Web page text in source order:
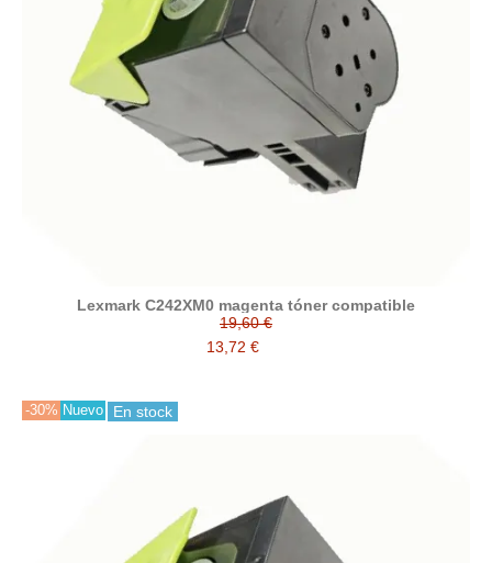
Lexmark C242XM0 magenta tóner compatible
19,60 €
13,72 €
-30% Nuevo En stock